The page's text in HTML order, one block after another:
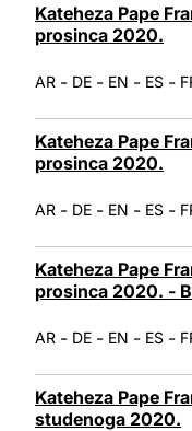
Kateheza Pape
prosinca 2020.
AR - DE - EN - ES -
Kateheza Pape
prosinca 2020.
AR - DE - EN - ES -
Kateheza Pape
prosinca 2020. -
AR - DE - EN - ES -
Kateheza Pape
studenoga 2020.